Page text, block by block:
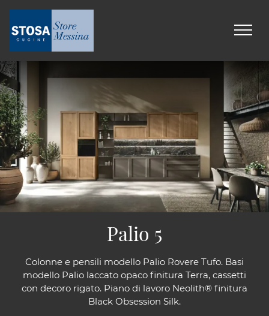
Colonne e pensili modello Palio Rovere Tufo. Basi
modello Palio laccato opaco finitura Terra, cassetti
con decoro rigato. Piano di lavoro Neolith® finitura
Black Obsession Silk.
Palio 5